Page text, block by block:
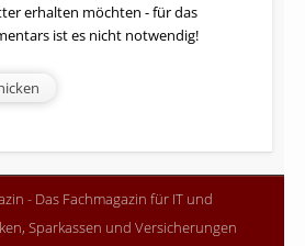
erhalten möchten - für das
ist es nicht notwendig!
- Das Fachmagazin für IT und
Sparkassen und Versicherungen